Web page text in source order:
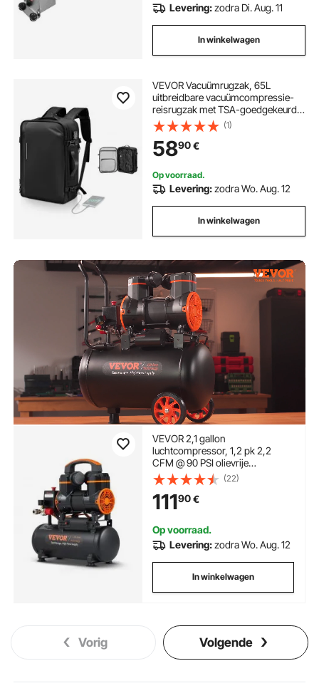
Levering:zodra Di. Aug. 11
In winkelwagen
VEVOR Vacuümrugzak, 65L
uitbreidbare vacuümcompressie-
reisrugzak met TSA-goedgekeurd
slot, meerdere zakken, waterdichte
handbagage, zonder pomp, zwart
(1)
5890€
Op voorraad.
Levering:zodra Wo. Aug. 12
In winkelwagen
VEVOR 2,1 gallon
luchtcompressor, 1,2 pk 2,2
CFM @ 90 PSI olievrije
luchtcompressortank & max. 116
PSI druk, 70 dB ultra-stille
compressor voor autoreparatie,
banden oppompen, spuitverven,
spijkeren van houtwerk
(22)
11190€
Op voorraad.
Levering:zodra Wo. Aug. 12
In winkelwagen
Vorig Volgende